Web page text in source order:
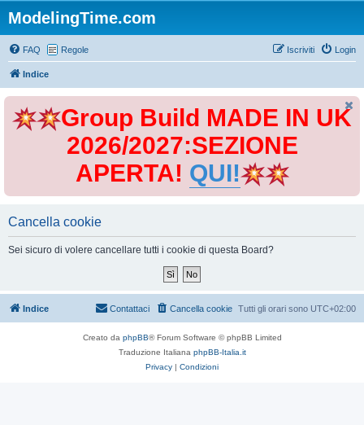
ModelingTime.com
FAQ Regole Login
Iscriviti
Indice
Group Build MADE IN UK
2026/2027:SEZIONE
APERTA! QUI!
Cancella cookie
Sei sicuro di volere cancellare tutti i cookie di questa Board?
Indice Tutti gli orari sono UTC+02:00
Cancella cookie
Contattaci
Creato da phpBB® Forum Software © phpBB Limited
Traduzione Italiana phpBB-Italia.it
Privacy | Condizioni